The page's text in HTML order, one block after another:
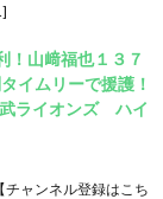
！山﨑福也１３７
イムリーで援護！
ライオンズ ハイ
ャンネル登録はこち